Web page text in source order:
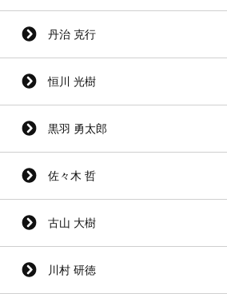
丹治 克行
恒川 光樹
黒羽 勇太郎
佐々木 哲
古山 大樹
川村 研徳